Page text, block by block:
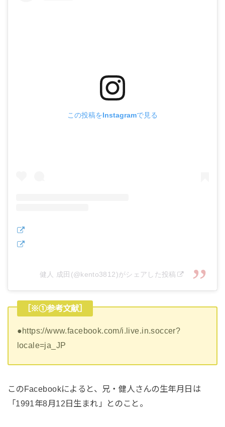
この投稿をInstagramで見る
健人 成田(@kento3812)がシェアした投稿
［※①参考文献］
●https://www.facebook.com/i.live.in.soccer?
locale=ja_JP
このFacebookによると、兄・健人さんの生年月日は
「1991年8月12日生まれ」とのこと。